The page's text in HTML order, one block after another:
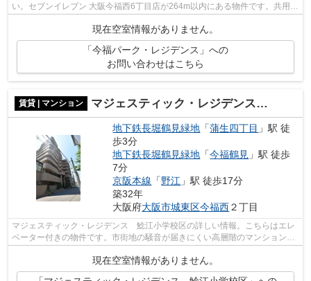
い。セブンイレブン 大阪今福西6丁目店が264m以内にある物件です。共用部
には敷地内ごみ置き場・エレベータなど...
現在空室情報がありません。
「今福パーク・レジデンス」への
お問い合わせはこちら
賃貸 | マンション マジェスティック・レジデンス 鯰江小学校区
地下鉄長堀鶴見緑地 「蒲生四丁目 」駅 徒
歩3分
地下鉄長堀鶴見緑地 「今福鶴見 」駅 徒歩
7分
京阪本線 「野江 」駅 徒歩17分
築32年
大阪府大阪市城東区今福西２丁目
マジェスティック・レジデンス 鯰江小学校区の詳しい情報。こちらはエレ
ベーター付きの物件です。市街地の騒音が届きにくい高層階のマンションで
現在空室情報がありません。